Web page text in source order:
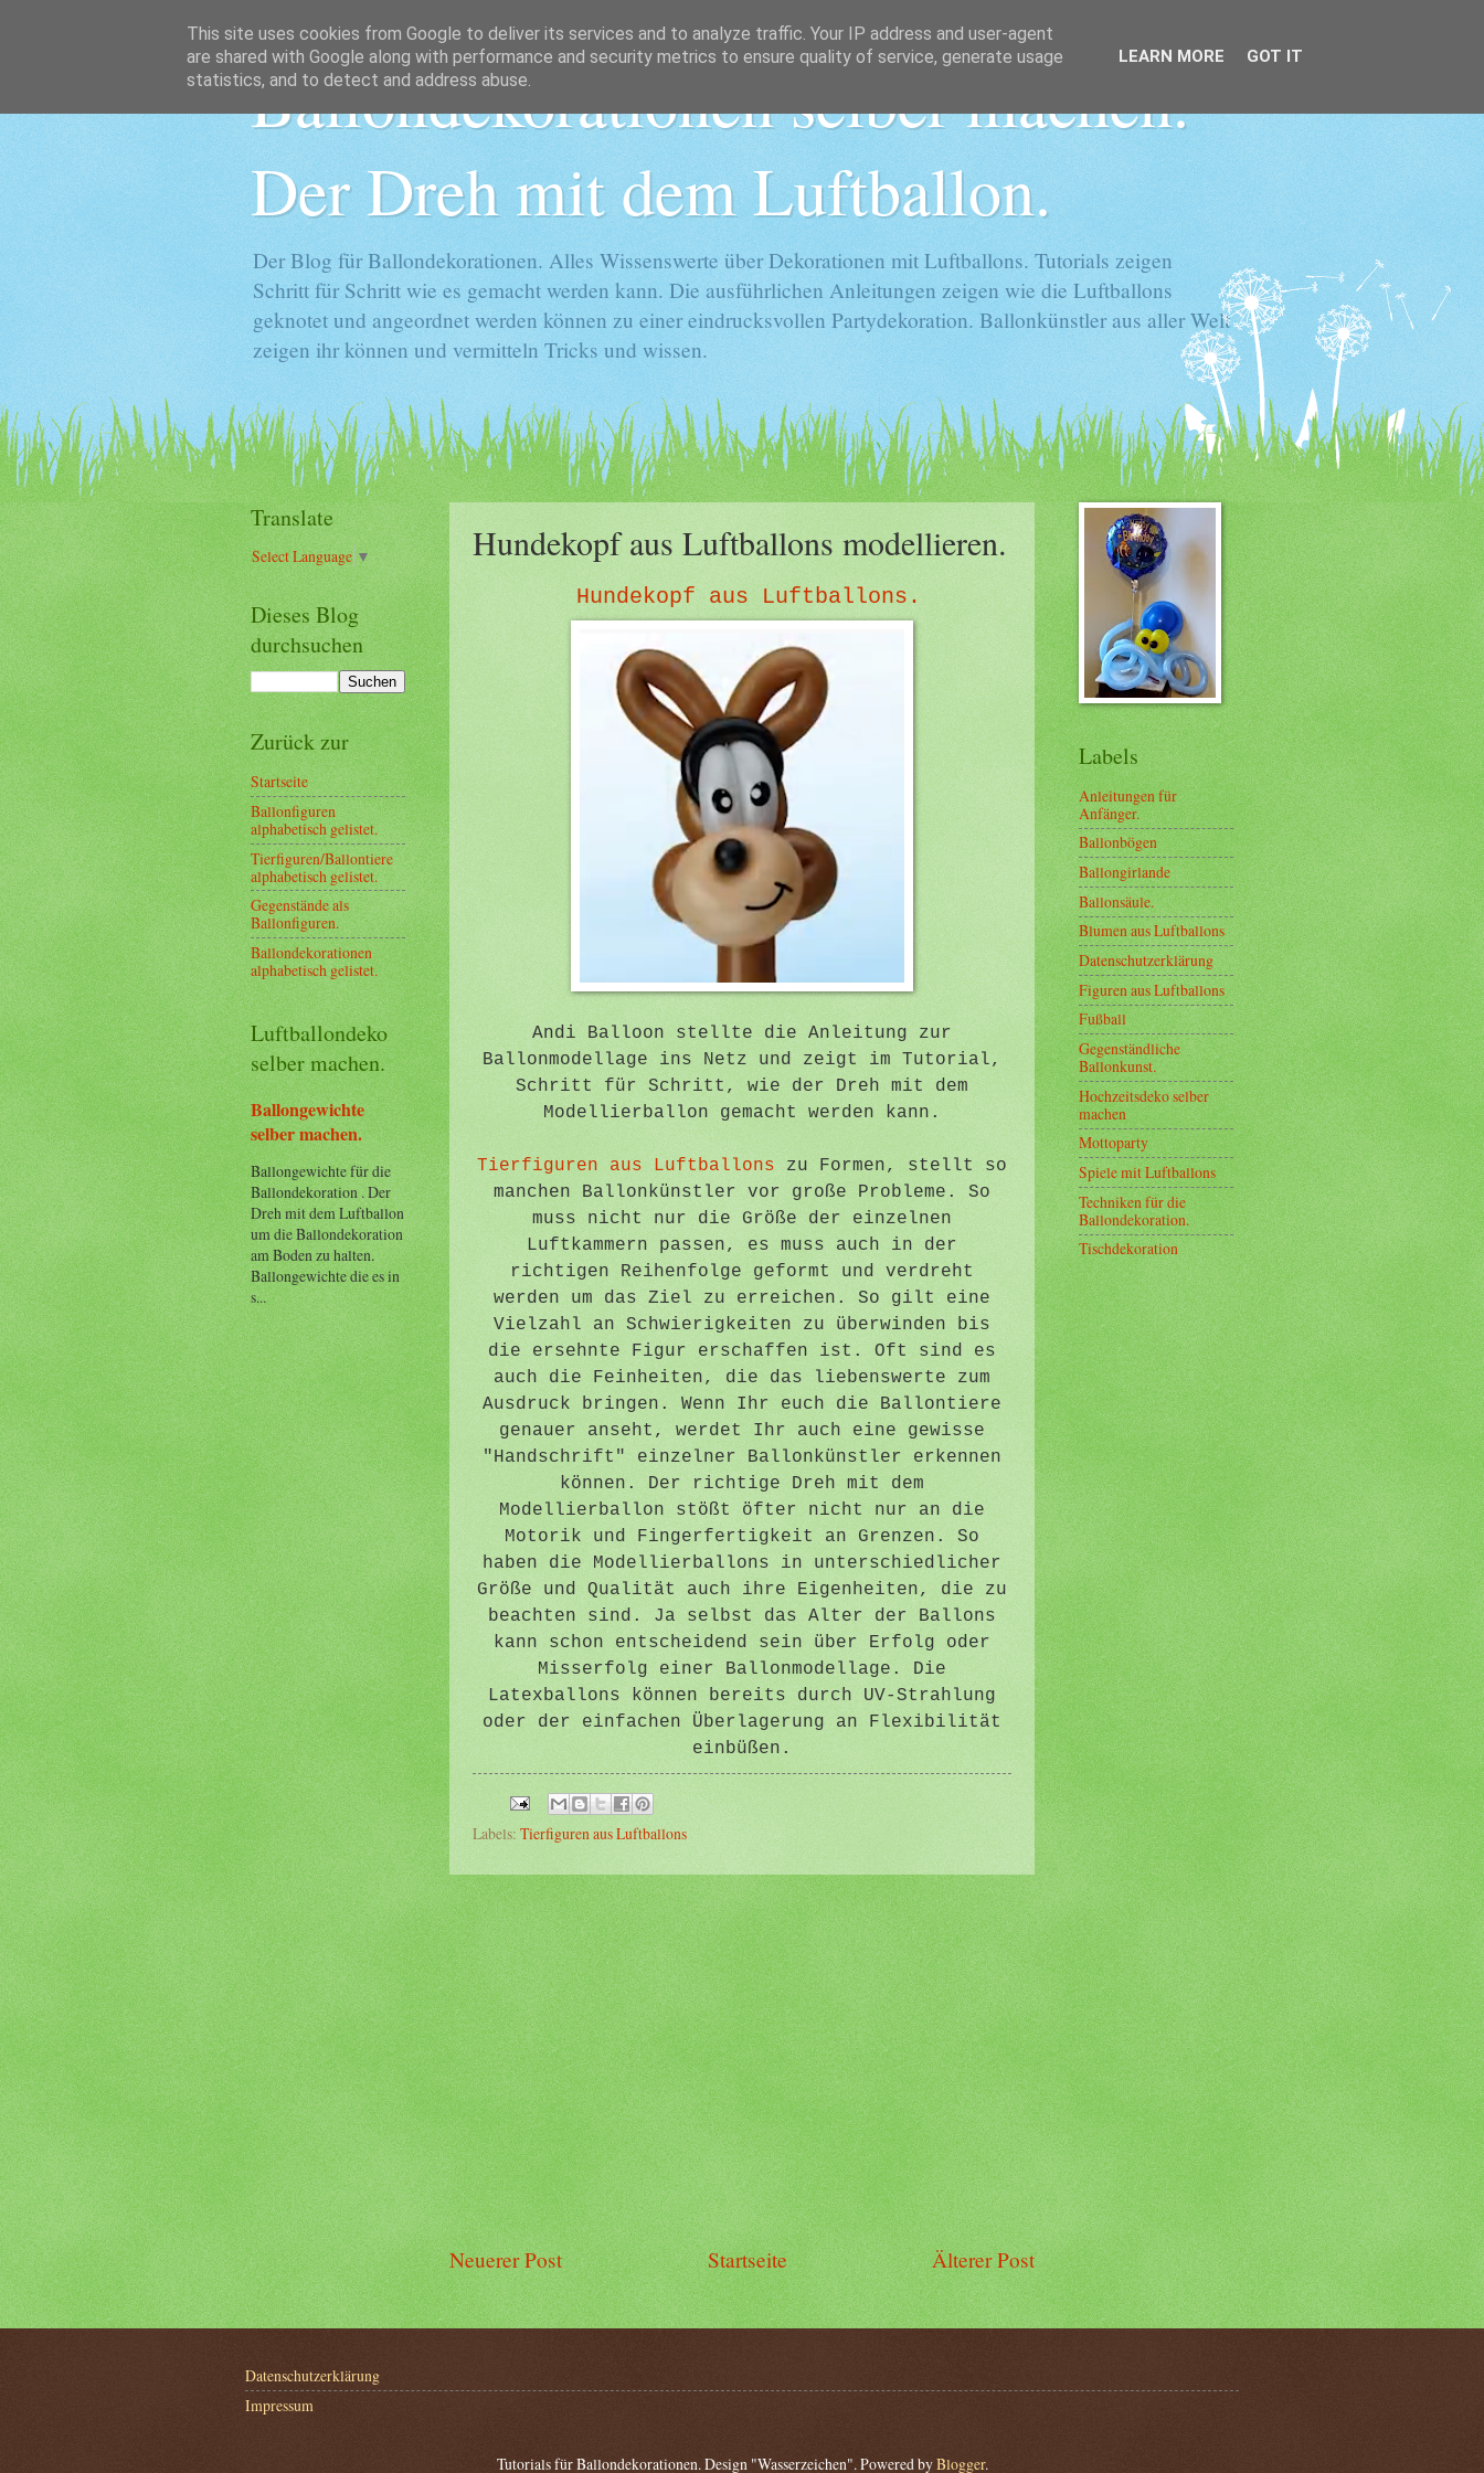
Ballondekorationen selber machen.
Der Dreh mit dem Luftballon.
Der Blog für Ballondekorationen. Alles Wissenswerte über Dekorationen mit Luftballons. Tutorials zeigen
Schritt für Schritt wie es gemacht werden kann. Die ausführlichen Anleitungen zeigen wie die Luftballons
geknotet und angeordnet werden können zu einer eindrucksvollen Partydekoration. Ballonkünstler aus aller Welt
zeigen ihr können und vermitteln Tricks und wissen.
Hundekopf aus Luftballons modellieren.
Hundekopf aus Luftballons.
Andi Balloon stellte die Anleitung zur
Ballonmodellage ins Netz und zeigt im Tutorial,
Schritt für Schritt, wie der Dreh mit dem
Modellierballon gemacht werden kann.
Tierfiguren aus Luftballons zu Formen, stellt so
manchen Ballonkünstler vor große Probleme. So
muss nicht nur die Größe der einzelnen
Luftkammern passen, es muss auch in der
richtigen Reihenfolge geformt und verdreht
werden um das Ziel zu erreichen. So gilt eine
Vielzahl an Schwierigkeiten zu überwinden bis
die ersehnte Figur erschaffen ist. Oft sind es
auch die Feinheiten, die das liebenswerte zum
Ausdruck bringen. Wenn Ihr euch die Ballontiere
genauer anseht, werdet Ihr auch eine gewisse
"Handschrift" einzelner Ballonkünstler erkennen
können. Der richtige Dreh mit dem
Modellierballon stößt öfter nicht nur an die
Motorik und Fingerfertigkeit an Grenzen. So
haben die Modellierballons in unterschiedlicher
Größe und Qualität auch ihre Eigenheiten, die zu
beachten sind. Ja selbst das Alter der Ballons
kann schon entscheidend sein über Erfolg oder
Misserfolg einer Ballonmodellage. Die
Latexballons können bereits durch UV-Strahlung
oder der einfachen Überlagerung an Flexibilität
einbüßen.
Labels: Tierfiguren aus Luftballons
Neuerer Post Älterer Post
Startseite
Translate
Select Language▼
Dieses Blog
durchsuchen
Zurück zur
Startseite
Ballonfiguren
alphabetisch gelistet.
Tierfiguren/Ballontiere
alphabetisch gelistet.
Gegenstände als
Ballonfiguren.
Ballondekorationen
alphabetisch gelistet.
Luftballondeko
selber machen.
Ballongewichte
selber machen.
Ballongewichte für die
Ballondekoration . Der
Dreh mit dem Luftballon
um die Ballondekoration
am Boden zu halten.
Ballongewichte die es in
s...
Labels
Anleitungen für
Anfänger.
Ballonbögen
Ballongirlande
Ballonsäule.
Blumen aus Luftballons
Datenschutzerklärung
Figuren aus Luftballons
Fußball
Gegenständliche
Ballonkunst.
Hochzeitsdeko selber
machen
Mottoparty
Spiele mit Luftballons
Techniken für die
Ballondekoration.
Tischdekoration
Datenschutzerklärung
Impressum
Tutorials für Ballondekorationen. Design "Wasserzeichen". Powered byBlogger.
This site uses cookies from Google to deliver its services and to analyze traffic. Your IP address and user-agent
are shared with Google along with performance and security metrics to ensure quality of service, generate usage
statistics, and to detect and address abuse.
LEARN MORE GOT IT